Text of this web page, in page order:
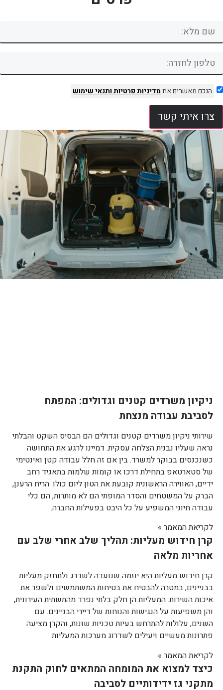
הנכם מאשרים אתמדיניות פרטיותותנאי שימוש
צרו איתי קשר
ניקיון משרדים קטנים וגדולים: המפתח
לסביבת עבודה מנצחת
שירותי ניקיון משרדים קטנים וגדולים הם הבסיס השקט והבלתי
נראה שעליו נבנית הצלחה עסקית. דמיינו לרגע את התחושה
כשנכנסים בבוקר למשרד. בין אם זה חלל עבודה קטן ואינטימי
של סטארטאפ בתחילת דרכו או קומות שלמות בתאגיד רחב
ידיים, האווירה הראשונית קובעת את הטון ליום כולו. הריח הרענן,
הברק על המשטחים והסדר המופתי הם לא מותרות, הם כלי
עבודה חיוני המשפיע על כל היבט בפעילות החברה.
לקריאת המאמר »
קרן חידוש מעליות: תהליך שלב אחרי שלב עם
אחריות מלאה
קרן חידוש מעליות היא יוזמה שנועדה לשדרג ולתחזק מעליות
בבניינים, במטרה להבטיח את בטיחות המשתמשים ולשפר את
איכות השירות. המעליות הן חלק בלתי נפרד מהתשתית העירונית,
והן משפיעות על הנגישות והנוחות של דיירי הבניינים. עם
השנים, עלולות להתרחש בעיות טכניות שונות, והקרן מציעה
פתרונות מעשיים ויעילים לשדרוג מערכות המעליות.
לקריאת המאמר »
כיצד למצוא את המומחה המתאים לחוק התקנת
מתקני גז ידידותיים לסביבה